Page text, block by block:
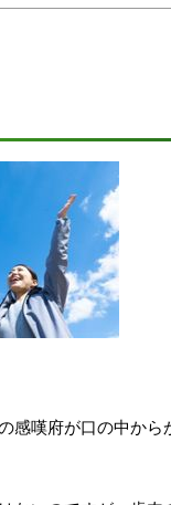
感嘆府が口の中から